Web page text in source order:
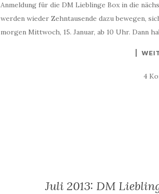
Anmeldung für die DM Lieblinge Box in die
werden wieder Zehntausende dazu bewegen,
morgen Mittwoch, 15. Januar, ab 10 Uhr. Dann
4
Juli 2013: DM